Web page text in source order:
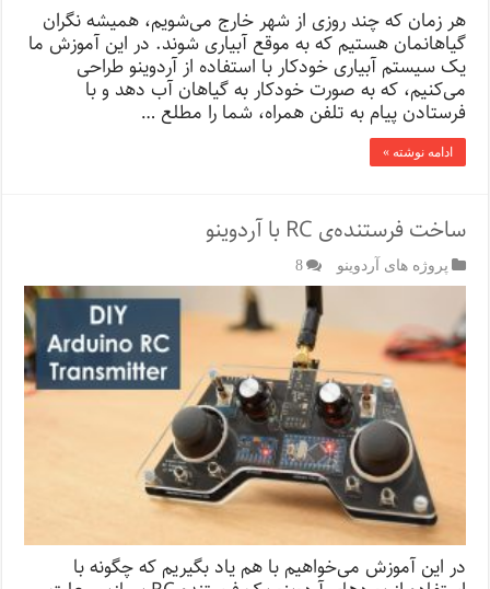
هر زمان که چند روزی از شهر خارج می‌شویم، همیشه نگران
گیاهانمان هستیم که به موقع آبیاری شوند. در این آموزش ما
یک سیستم آبیاری خودکار با استفاده از آردوینو طراحی
می‌کنیم، که به صورت خودکار به گیاهان آب دهد و با
فرستادن پیام به تلفن همراه، شما را مطلع …
ادامه نوشته »
ساخت فرستنده‌ی RC با آردوینو
پروژه های آردوینو 8
در این آموزش می‌خواهیم با هم یاد بگیریم که چگونه با